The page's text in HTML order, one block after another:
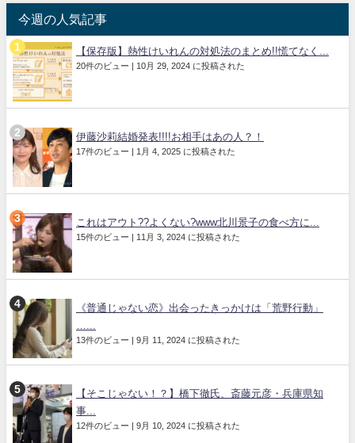
今週の人気記事
【保存版】熱性けいれんの対処法のまとめ!!慌てなく...
20件のビュー | 10月 29, 2024 に投稿された
伊藤沙莉結婚発表!!!!お相手はあの人？！
17件のビュー | 1月 4, 2025 に投稿された
これはアウト??よくない?www北川景子の食べ方に...
15件のビュー | 11月 3, 2024 に投稿された
《普通じゃない恋》出会ったきっかけは「荒野行動」
13件のビュー | 9月 11, 2024 に投稿された
【そこじゃない！？】橋下徹氏、斎藤元彦・兵庫県知
事...
12件のビュー | 9月 10, 2024 に投稿された